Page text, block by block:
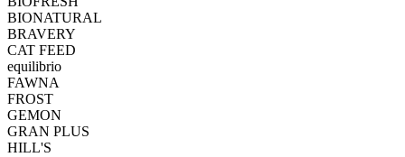
BIONATURAL
BRAVERY
CAT FEED
equilibrio
FAWNA
FROST
GEMON
GRAN PLUS
HILL'S